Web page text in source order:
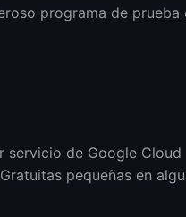
programa de
servicio de Google Cloud
pequeñas en